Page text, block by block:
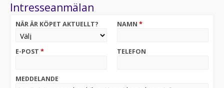
Intresseanmälan
NÄR ÄR KÖPET AKTUELLT? NAMN *
E-POST * TELEFON
MEDDELANDE